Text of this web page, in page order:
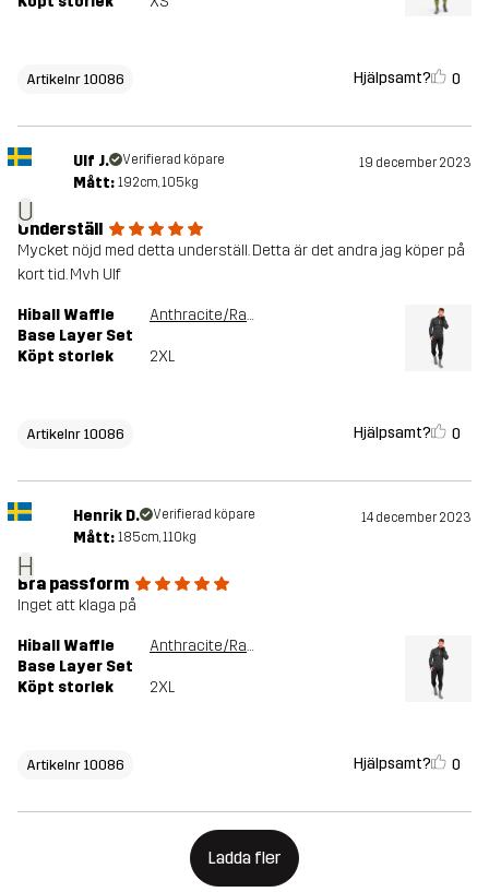
Artikelnr 10086 Hjälpsamt? 0
U
Ulf J. Verifierad köpare 19 december 2023
Mått: 192cm, 105kg
Underställ
Mycket nöjd med detta underställ. Detta är det andra jag köper på
kort tid. Mvh Ulf
Hiball Waffle
Base Layer Set
Anthracite/Radiant Yellow
Köpt storlek 2XL
Artikelnr 10086 Hjälpsamt? 0
H
Henrik D. Verifierad köpare 14 december 2023
Mått: 185cm, 110kg
Bra passform
Inget att klaga på
Hiball Waffle
Base Layer Set
Anthracite/Radiant Yellow
Köpt storlek 2XL
Artikelnr 10086 Hjälpsamt? 0
Ladda fler